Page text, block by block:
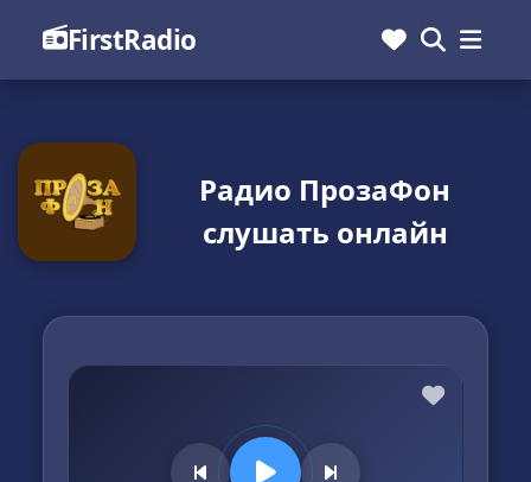
FirstRadio
Радио ПрозаФон
слушать онлайн